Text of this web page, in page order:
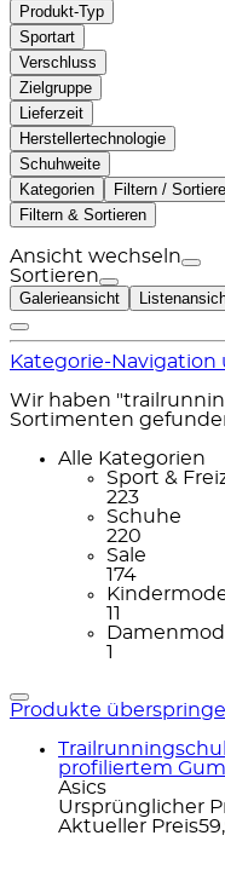
Produkt-Typ
Sportart
Verschluss
Zielgruppe
Lieferzeit
Herstellertechnologie
Schuhweite
Kategorien
Filtern /
Filtern & Sortieren
Ansicht wechseln
Sortieren
Galerieansicht
Kategorie-Navigation
Wir haben
Sortimenten
Alle Kategorien
Sport &
223
Schuhe
220
Sale
174
11
1
Produkte
profiliertem
Asics
Ursprünglicher
Aktueller Preis